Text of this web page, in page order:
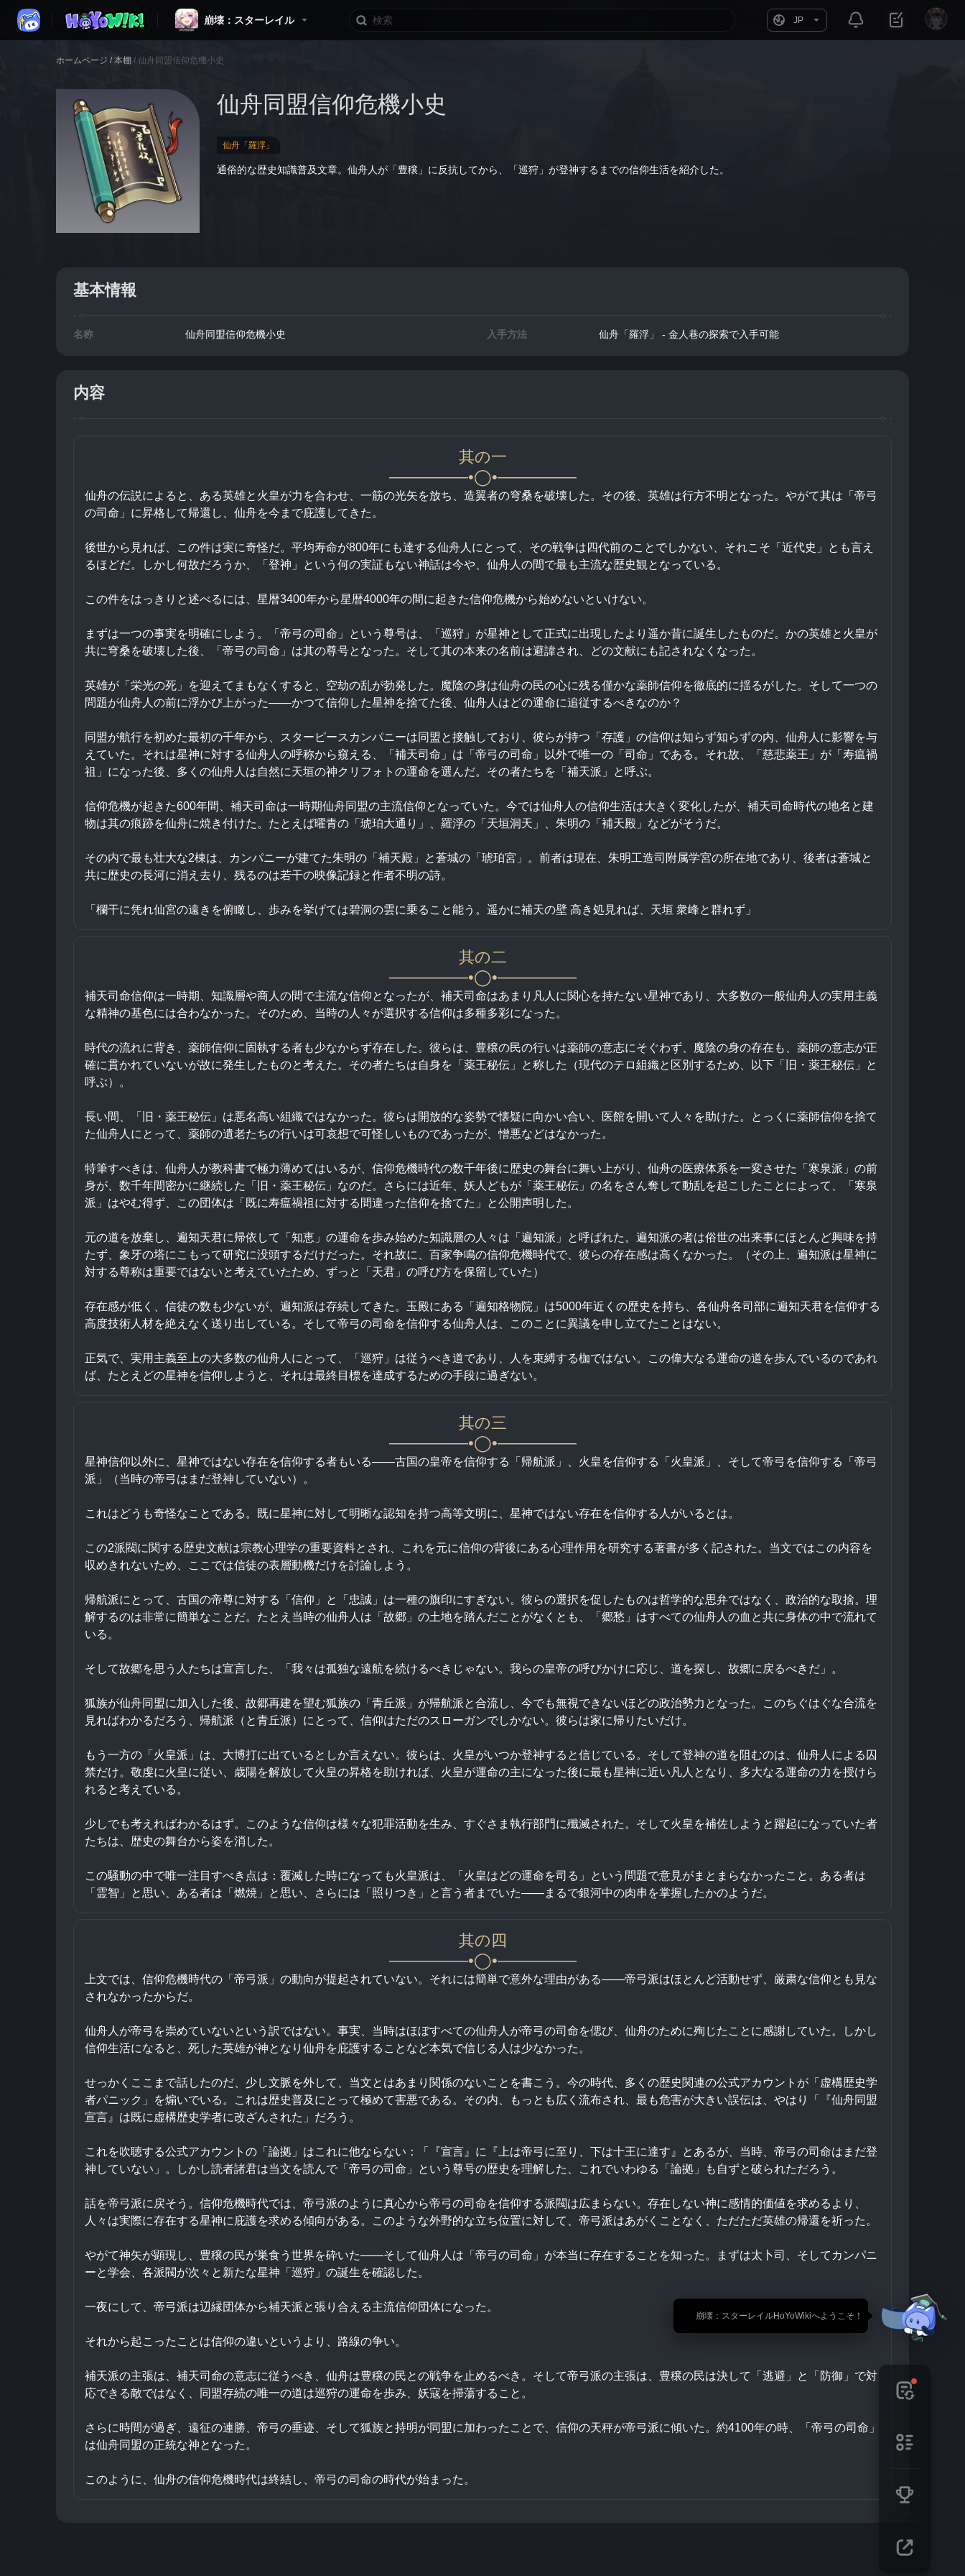
崩壊：スターレイル JP
🎉 崩壊：スターレイルHoYoWikiへようこそ！
ホームページ / 本棚 / 仙舟同盟信仰危機小史
仙舟同盟信仰危機小史
仙舟「羅浮」
通俗的な歴史知識普及文章。仙舟人が「豊穣」に反抗してから、「巡狩」が登神するまでの信仰生活を紹介した。
基本情報
名称 仙舟同盟信仰危機小史 入手方法 仙舟「羅浮」 - 金人巷の探索で入手可能
内容
其の一
—————•◯•—————
仙舟の伝説によると、ある英雄と火皇が力を合わせ、一筋の光矢を放ち、造翼者の穹桑を破壊した。その後、英雄は行方不明となった。やがて其は「帝弓
の司命」に昇格して帰還し、仙舟を今まで庇護してきた。
後世から見れば、この件は実に奇怪だ。平均寿命が800年にも達する仙舟人にとって、その戦争は四代前のことでしかない、それこそ「近代史」とも言え
るほどだ。しかし何故だろうか、「登神」という何の実証もない神話は今や、仙舟人の間で最も主流な歴史観となっている。
この件をはっきりと述べるには、星暦3400年から星暦4000年の間に起きた信仰危機から始めないといけない。
まずは一つの事実を明確にしよう。「帝弓の司命」という尊号は、「巡狩」が星神として正式に出現したより遥か昔に誕生したものだ。かの英雄と火皇が
共に穹桑を破壊した後、「帝弓の司命」は其の尊号となった。そして其の本来の名前は避諱され、どの文献にも記されなくなった。
英雄が「栄光の死」を迎えてまもなくすると、空劫の乱が勃発した。魔陰の身は仙舟の民の心に残る僅かな薬師信仰を徹底的に揺るがした。そして一つの
問題が仙舟人の前に浮かび上がった——かつて信仰した星神を捨てた後、仙舟人はどの運命に追従するべきなのか？
同盟が航行を初めた最初の千年から、スターピースカンパニーは同盟と接触しており、彼らが持つ「存護」の信仰は知らず知らずの内、仙舟人に影響を与
えていた。それは星神に対する仙舟人の呼称から窺える、「補天司命」は「帝弓の司命」以外で唯一の「司命」である。それ故、「慈悲薬王」が「寿瘟禍
祖」になった後、多くの仙舟人は自然に天垣の神クリフォトの運命を選んだ。その者たちを「補天派」と呼ぶ。
信仰危機が起きた600年間、補天司命は一時期仙舟同盟の主流信仰となっていた。今では仙舟人の信仰生活は大きく変化したが、補天司命時代の地名と建
物は其の痕跡を仙舟に焼き付けた。たとえば曜青の「琥珀大通り」、羅浮の「天垣洞天」、朱明の「補天殿」などがそうだ。
その内で最も壮大な2棟は、カンパニーが建てた朱明の「補天殿」と蒼城の「琥珀宮」。前者は現在、朱明工造司附属学宮の所在地であり、後者は蒼城と
共に歴史の長河に消え去り、残るのは若干の映像記録と作者不明の詩。
「欄干に凭れ仙宮の遠きを俯瞰し、歩みを挙げては碧洞の雲に乗ること能う。遥かに補天の壁 高き処見れば、天垣 衆峰と群れず」
其の二
—————•◯•—————
補天司命信仰は一時期、知識層や商人の間で主流な信仰となったが、補天司命はあまり凡人に関心を持たない星神であり、大多数の一般仙舟人の実用主義
な精神の基色には合わなかった。そのため、当時の人々が選択する信仰は多種多彩になった。
時代の流れに背き、薬師信仰に固執する者も少なからず存在した。彼らは、豊穣の民の行いは薬師の意志にそぐわず、魔陰の身の存在も、薬師の意志が正
確に貫かれていないが故に発生したものと考えた。その者たちは自身を「薬王秘伝」と称した（現代のテロ組織と区別するため、以下「旧・薬王秘伝」と
呼ぶ）。
長い間、「旧・薬王秘伝」は悪名高い組織ではなかった。彼らは開放的な姿勢で懐疑に向かい合い、医館を開いて人々を助けた。とっくに薬師信仰を捨て
た仙舟人にとって、薬師の遺老たちの行いは可哀想で可怪しいものであったが、憎悪などはなかった。
特筆すべきは、仙舟人が教科書で極力薄めてはいるが、信仰危機時代の数千年後に歴史の舞台に舞い上がり、仙舟の医療体系を一変させた「寒泉派」の前
身が、数千年間密かに継続した「旧・薬王秘伝」なのだ。さらには近年、妖人どもが「薬王秘伝」の名をさん奪して動乱を起こしたことによって、「寒泉
派」はやむ得ず、この団体は「既に寿瘟禍祖に対する間違った信仰を捨てた」と公開声明した。
元の道を放棄し、遍知天君に帰依して「知恵」の運命を歩み始めた知識層の人々は「遍知派」と呼ばれた。遍知派の者は俗世の出来事にほとんど興味を持
たず、象牙の塔にこもって研究に没頭するだけだった。それ故に、百家争鳴の信仰危機時代で、彼らの存在感は高くなかった。（その上、遍知派は星神に
対する尊称は重要ではないと考えていたため、ずっと「天君」の呼び方を保留していた）
存在感が低く、信徒の数も少ないが、遍知派は存続してきた。玉殿にある「遍知格物院」は5000年近くの歴史を持ち、各仙舟各司部に遍知天君を信仰する
高度技術人材を絶えなく送り出している。そして帝弓の司命を信仰する仙舟人は、このことに異議を申し立てたことはない。
正気で、実用主義至上の大多数の仙舟人にとって、「巡狩」は従うべき道であり、人を束縛する枷ではない。この偉大なる運命の道を歩んでいるのであれ
ば、たとえどの星神を信仰しようと、それは最終目標を達成するための手段に過ぎない。
其の三
—————•◯•—————
星神信仰以外に、星神ではない存在を信仰する者もいる――古国の皇帝を信仰する「帰航派」、火皇を信仰する「火皇派」、そして帝弓を信仰する「帝弓
派」（当時の帝弓はまだ登神していない）。
これはどうも奇怪なことである。既に星神に対して明晰な認知を持つ高等文明に、星神ではない存在を信仰する人がいるとは。
この2派閥に関する歴史文献は宗教心理学の重要資料とされ、これを元に信仰の背後にある心理作用を研究する著書が多く記された。当文ではこの内容を
収めきれないため、ここでは信徒の表層動機だけを討論しよう。
帰航派にとって、古国の帝尊に対する「信仰」と「忠誠」は一種の旗印にすぎない。彼らの選択を促したものは哲学的な思弁ではなく、政治的な取捨。理
解するのは非常に簡単なことだ。たとえ当時の仙舟人は「故郷」の土地を踏んだことがなくとも、「郷愁」はすべての仙舟人の血と共に身体の中で流れて
いる。
そして故郷を思う人たちは宣言した、「我々は孤独な遠航を続けるべきじゃない。我らの皇帝の呼びかけに応じ、道を探し、故郷に戻るべきだ」。
狐族が仙舟同盟に加入した後、故郷再建を望む狐族の「青丘派」が帰航派と合流し、今でも無視できないほどの政治勢力となった。このちぐはぐな合流を
見ればわかるだろう、帰航派（と青丘派）にとって、信仰はただのスローガンでしかない。彼らは家に帰りたいだけ。
もう一方の「火皇派」は、大博打に出ているとしか言えない。彼らは、火皇がいつか登神すると信じている。そして登神の道を阻むのは、仙舟人による囚
禁だけ。敬虔に火皇に従い、歳陽を解放して火皇の昇格を助ければ、火皇が運命の主になった後に最も星神に近い凡人となり、多大なる運命の力を授けら
れると考えている。
少しでも考えればわかるはず。このような信仰は様々な犯罪活動を生み、すぐさま執行部門に殲滅された。そして火皇を補佐しようと躍起になっていた者
たちは、歴史の舞台から姿を消した。
この騒動の中で唯一注目すべき点は：覆滅した時になっても火皇派は、「火皇はどの運命を司る」という問題で意見がまとまらなかったこと。ある者は
「霊智」と思い、ある者は「燃焼」と思い、さらには「照りつき」と言う者までいた――まるで銀河中の肉串を掌握したかのようだ。
其の四
—————•◯•—————
上文では、信仰危機時代の「帝弓派」の動向が提起されていない。それには簡単で意外な理由がある――帝弓派はほとんど活動せず、厳粛な信仰とも見な
されなかったからだ。
仙舟人が帝弓を崇めていないという訳ではない。事実、当時はほぼすべての仙舟人が帝弓の司命を偲び、仙舟のために殉じたことに感謝していた。しかし
信仰生活になると、死した英雄が神となり仙舟を庇護することなど本気で信じる人は少なかった。
せっかくここまで話したのだ、少し文脈を外して、当文とはあまり関係のないことを書こう。今の時代、多くの歴史関連の公式アカウントが「虚構歴史学
者パニック」を煽いでいる。これは歴史普及にとって極めて害悪である。その内、もっとも広く流布され、最も危害が大きい誤伝は、やはり「『仙舟同盟
宣言』は既に虚構歴史学者に改ざんされた」だろう。
これを吹聴する公式アカウントの「論拠」はこれに他ならない：「『宣言』に『上は帝弓に至り、下は十王に達す』とあるが、当時、帝弓の司命はまだ登
神していない」。しかし読者諸君は当文を読んで「帝弓の司命」という尊号の歴史を理解した、これでいわゆる「論拠」も自ずと破られただろう。
話を帝弓派に戻そう。信仰危機時代では、帝弓派のように真心から帝弓の司命を信仰する派閥は広まらない。存在しない神に感情的価値を求めるより、
人々は実際に存在する星神に庇護を求める傾向がある。このような外野的な立ち位置に対して、帝弓派はあがくことなく、ただただ英雄の帰還を祈った。
やがて神矢が顕現し、豊穣の民が巣食う世界を砕いた――そして仙舟人は「帝弓の司命」が本当に存在することを知った。まずは太卜司、そしてカンパニ
ーと学会、各派閥が次々と新たな星神「巡狩」の誕生を確認した。
一夜にして、帝弓派は辺縁団体から補天派と張り合える主流信仰団体になった。
それから起こったことは信仰の違いというより、路線の争い。
補天派の主張は、補天司命の意志に従うべき、仙舟は豊穣の民との戦争を止めるべき。そして帝弓派の主張は、豊穣の民は決して「逃避」と「防御」で対
応できる敵ではなく、同盟存続の唯一の道は巡狩の運命を歩み、妖寇を掃蕩すること。
さらに時間が過ぎ、遠征の連勝、帝弓の垂迹、そして狐族と持明が同盟に加わったことで、信仰の天秤が帝弓派に傾いた。約4100年の時、「帝弓の司命」
は仙舟同盟の正統な神となった。
このように、仙舟の信仰危機時代は終結し、帝弓の司命の時代が始まった。